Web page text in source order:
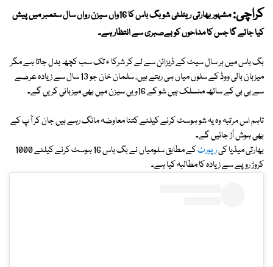
کراچی:
مشہور بھارتی ریئلٹی شو بگ باس کا 16واں سیزن رواں سال ستمبر میں پیش
کیا جائے گا جس کا مداحوں کو بےصبری سے انتظار ہے۔
بگ باس میں ہر سال سیٹ کے ڈیزائن سے لے کر شرکا ء تک سب کچھ بدل جاتا ہے مگر
میزبان بالی ووڈ کے سلوں میاں ہی رہتے ہیں، سلمان خان جو 13 سال سے زیادہ عرصے
سے بی بی کے ساتھ منسلک ہیں شو کے 16ویں سیزن میں بھی میزبانی کریں گے۔
تاہم اس مرتبہ وہ یہ شو ہوسٹ کرنے کیلئے کتنا معاوضہ مانگ رہے ہیں جان کر آپ کے
بھی ہوش اُڑ جائیں گے۔
بھارتی میڈیا کیرپورٹ
کے مطابق سلومیاں نے بگ باس 16 ہوسٹ کرنے کیلئے 1000
کروڑ روپے سے زیادہ کا مطالبہ کیا ہے۔